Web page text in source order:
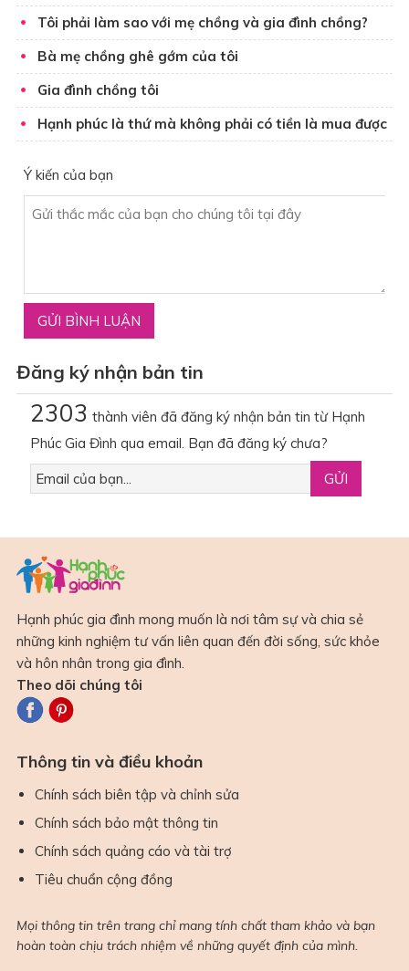
Tôi phải làm sao với mẹ chồng và gia đình chồng?
Bà mẹ chồng ghê gớm của tôi
Gia đình chồng tôi
Hạnh phúc là thứ mà không phải có tiền là mua được
Ý kiến của bạn
Đăng ký nhận bản tin
2303 thành viên đã đăng ký nhận bản tin từ Hạnh
Phúc Gia Đình qua email. Bạn đã đăng ký chưa?
Hạnh phúc gia đình mong muốn là nơi tâm sự và chia sẻ
những kinh nghiệm tư vấn liên quan đến đời sống, sức khỏe
và hôn nhân trong gia đình.
Theo dõi chúng tôi
Thông tin và điều khoản
Chính sách biên tập và chỉnh sửa
Chính sách bảo mật thông tin
Chính sách quảng cáo và tài trợ
Tiêu chuẩn cộng đồng
Mọi thông tin trên trang chỉ mang tính chất tham khảo và bạn
hoàn toàn chịu trách nhiệm về những quyết định của mình.